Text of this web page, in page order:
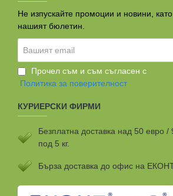
Не изпускайте промоции и новини,
нашият бюлетин.
email
Прочел съм и съм съгласен с
Политика за поверителност
КУРИЕРСКИ ФИРМИ
Безплатна доставка над 50 евро /
под 5 кг.
Бързa доставка до офис на